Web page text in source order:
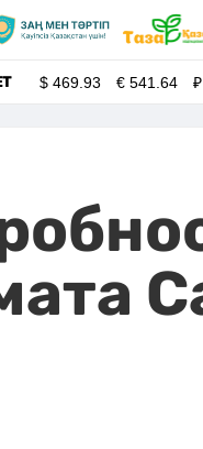
$469.93 €541.64 ₽